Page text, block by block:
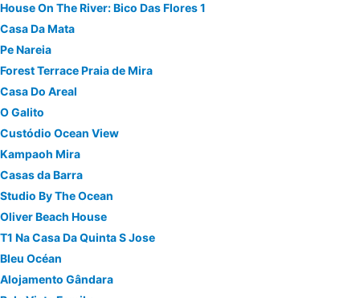
House On The River: Bico Das Flores 1
Casa Da Mata
Pe Nareia
Forest Terrace Praia de Mira
Casa Do Areal
O Galito
Custódio Ocean View
Kampaoh Mira
Casas da Barra
Studio By The Ocean
Oliver Beach House
T1 Na Casa Da Quinta S Jose
Bleu Océan
Alojamento Gândara